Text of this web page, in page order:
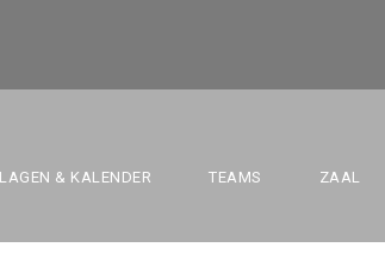
& KALENDER TEAMS ZAAL
BBC VS.